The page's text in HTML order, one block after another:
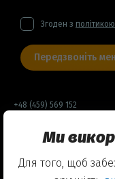
Згоден з
Передзвоніть
+48 (459) 569 152
Договір оферти
Політика конфіденційності
Ми
Для того, щоб